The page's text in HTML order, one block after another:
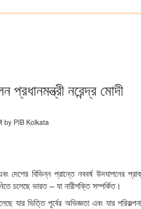
প্রধানমন্ত্রী নরেন্দ্র মোদী
by PIB Kolkata
বিভিন্ন প্রান্তে নববর্ষ উদযাপনের
চলেছে ভারত – যা নারীশক্তি সম্পর্কিত।
যার ভিত্তি পূর্বের অভিজ্ঞতা এবং যার